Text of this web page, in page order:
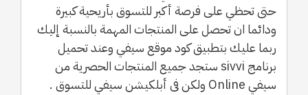
حتى تحظي على فرصة أكبر للتسوق بأريحية كبيرة
ودائما ان تحصل على المنتجات المهمة بالنسبة إليك
ربما عليك بتطبيق كود موقع سيفي وعند تحميل
برنامج sivvi ستجد جميع المنتجات الحصرية من
سيفي Online ولكن فى أبلكيشن سيفي للتسوق .